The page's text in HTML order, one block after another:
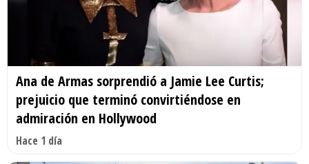
Ana de Armas sorprendió a Jamie Lee Curtis;
prejuicio que terminó convirtiéndose en
admiración en Hollywood
Hace 1 día